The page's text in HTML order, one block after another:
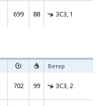
699 88 ЗСЗ, 1
Ветер
702 99 ЗСЗ, 2